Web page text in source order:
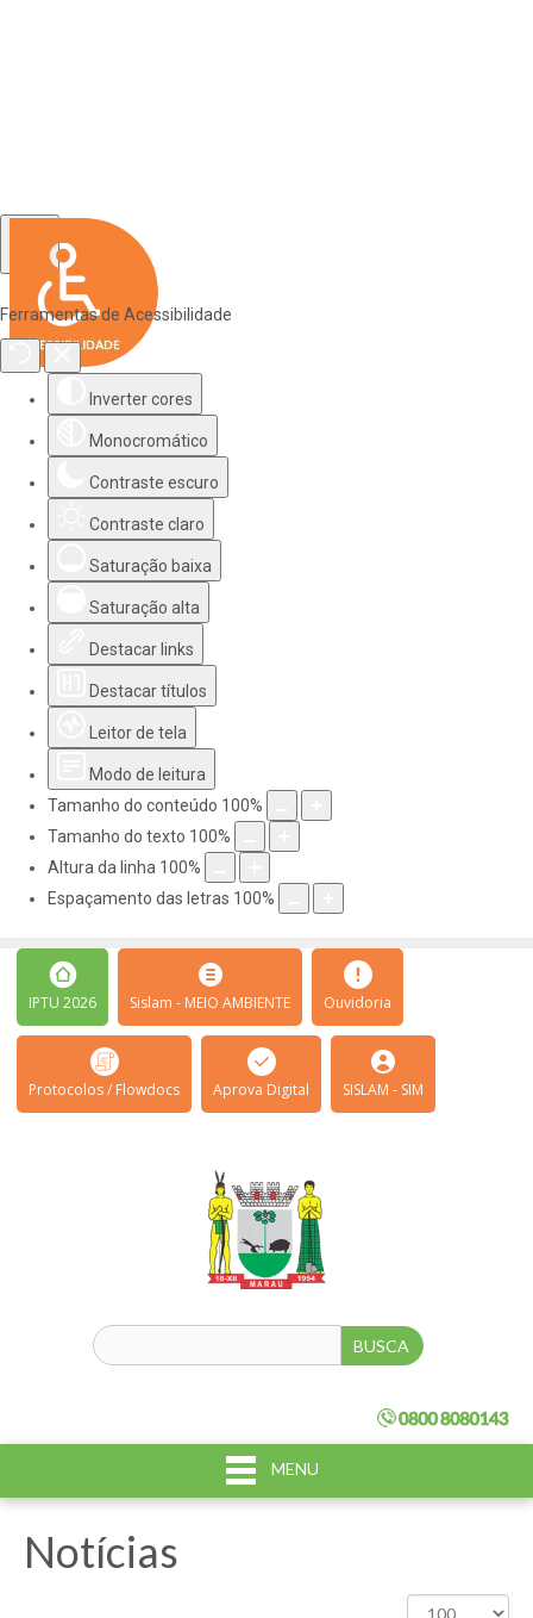
Ferramentas de Acessibilidade
Inverter cores
Monocromático
Contraste escuro
Contraste claro
Saturação baixa
Saturação alta
Destacar links
Destacar títulos
Leitor de tela
Modo de leitura
Tamanho do conteúdo 100%
Tamanho do texto 100%
Altura da linha 100%
Espaçamento das letras 100%
IPTU 2026 Sislam - MEIO AMBIENTE Ouvidoria
Protocolos / Flowdocs Aprova Digital SISLAM - SIM
MENU
Notícias
Exibir